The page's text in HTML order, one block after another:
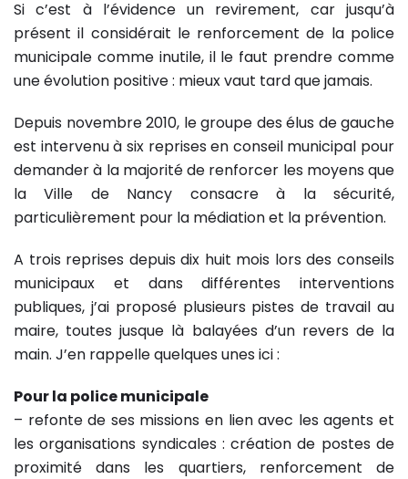
Si c’est à l’évidence un revirement, car jusqu’à
présent il considérait le renforcement de la police
municipale comme inutile, il le faut prendre comme
une évolution positive : mieux vaut tard que jamais.
Depuis novembre 2010, le groupe des élus de gauche
est intervenu à six reprises en conseil municipal pour
demander à la majorité de renforcer les moyens que
la Ville de Nancy consacre à la sécurité,
particulièrement pour la médiation et la prévention.
A trois reprises depuis dix huit mois lors des conseils
municipaux et dans différentes interventions
publiques, j’ai proposé plusieurs pistes de travail au
maire, toutes jusque là balayées d’un revers de la
main. J’en rappelle quelques unes ici :
Pour la police municipale
– refonte de ses missions en lien avec les agents et
les organisations syndicales : création de postes de
proximité dans les quartiers, renforcement de